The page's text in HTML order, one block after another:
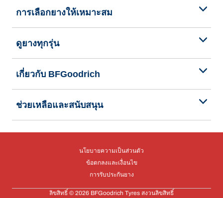
การเลือกยางให้เหมาะสม
ดูยางทุกรุ่น
เกี่ยวกับ BFGoodrich
ช่วยเหลือและสนับสนุน
นโยบายความเป็นส่วนตัว
ข้อตกลงและเงื่อนไข
การรับประกันยาง
ลิขสิทธิ์ © 2026 BFGoodrich Tyres สงวนลิขสิทธิ์